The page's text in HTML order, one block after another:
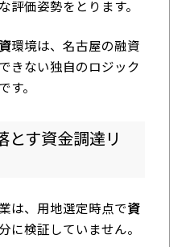
評価姿勢をとります。
環境は、名古屋の融資
きない独自のロジック
す。
とす資金調達リ
は、用地選定時点で資
に検証していません。